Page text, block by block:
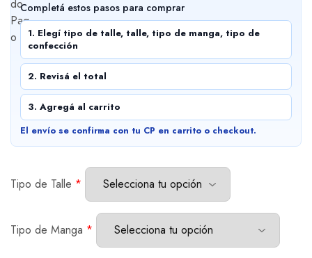
Completá estos pasos para comprar
1. Elegí tipo de talle, talle, tipo de manga, tipo de
confección
2. Revisá el total
3. Agregá al carrito
El envío se confirma con tu CP en carrito o checkout.
Tipo de Talle *
Tipo de Manga *